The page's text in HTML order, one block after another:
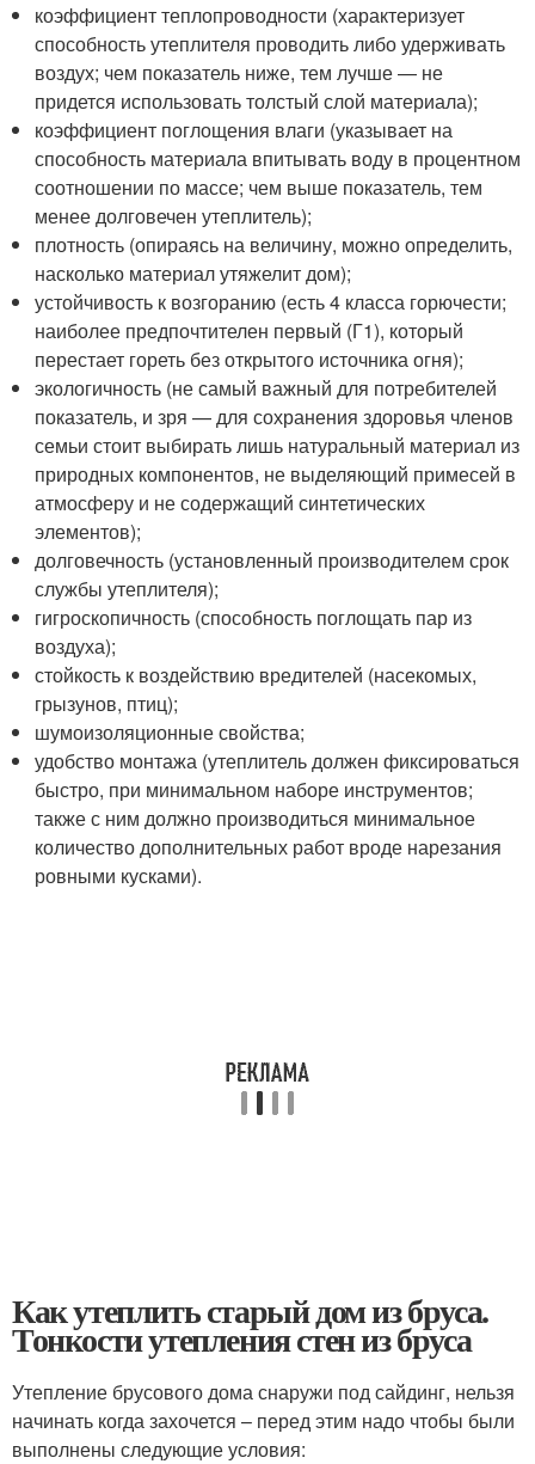
коэффициент теплопроводности (характеризует
способность утеплителя проводить либо удерживать
воздух; чем показатель ниже, тем лучше — не
придется использовать толстый слой материала);
коэффициент поглощения влаги (указывает на
способность материала впитывать воду в процентном
соотношении по массе; чем выше показатель, тем
менее долговечен утеплитель);
плотность (опираясь на величину, можно определить,
насколько материал утяжелит дом);
устойчивость к возгоранию (есть 4 класса горючести;
наиболее предпочтителен первый (Г1), который
перестает гореть без открытого источника огня);
экологичность (не самый важный для потребителей
показатель, и зря — для сохранения здоровья членов
семьи стоит выбирать лишь натуральный материал из
природных компонентов, не выделяющий примесей в
атмосферу и не содержащий синтетических
элементов);
долговечность (установленный производителем срок
службы утеплителя);
гигроскопичность (способность поглощать пар из
воздуха);
стойкость к воздействию вредителей (насекомых,
грызунов, птиц);
шумоизоляционные свойства;
удобство монтажа (утеплитель должен фиксироваться
быстро, при минимальном наборе инструментов;
также с ним должно производиться минимальное
количество дополнительных работ вроде нарезания
ровными кусками).
Как утеплить старый дом из бруса.
Тонкости утепления стен из бруса
Утепление брусового дома снаружи под сайдинг, нельзя
начинать когда захочется – перед этим надо чтобы были
выполнены следующие условия: